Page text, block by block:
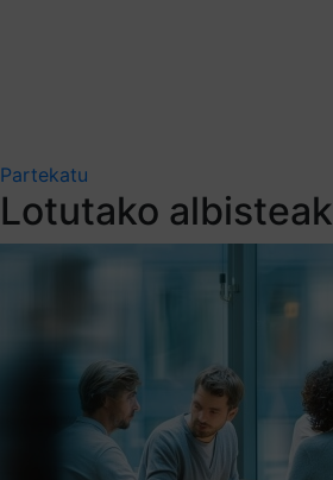
Partekatu
Lotutako albisteak